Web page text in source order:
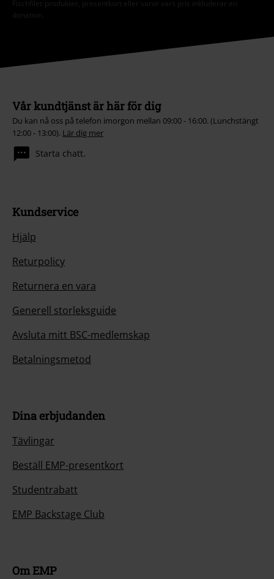
Fischfilet-produkter, presentkort eller varor vars pris inkluderar en
donation.
Vår kundtjänst är här för dig
Du kan nå oss på telefon imorgon mellan 09:00 - 16:00. (Lunchstängt
12:00 - 13:00). Lär dig mer
Starta chatt.
Kundservice
Hjälp
Returpolicy
Returnera en vara
Generell storleksguide
Avsluta mitt BSC-medlemskap
Betalningsmetod
Dina erbjudanden
Tävlingar
Beställ EMP-presentkort
Studentrabatt
EMP Backstage Club
Om EMP